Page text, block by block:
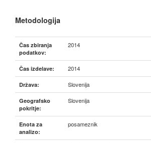
Metodologija
Čas zbiranja
podatkov:
2014
Čas izdelave: 2014
Država: Slovenija
Geografsko
pokritje:
Slovenija
Enota za
analizo:
posameznik